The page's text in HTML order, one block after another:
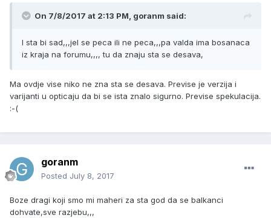
On 7/8/2017 at 2:13 PM, goranm said:
I sta bi sad,,,jel se peca ili ne peca,,,pa valda ima bosanaca
iz kraja na forumu,,,, tu da znaju sta se desava,
Ma ovdje vise niko ne zna sta se desava. Previse je verzija i
varijanti u opticaju da bi se ista znalo sigurno. Previse spekulacija.
:-(
goranm
Posted July 8, 2017
Boze dragi koji smo mi maheri za sta god da se balkanci
dohvate,sve razjebu,,,